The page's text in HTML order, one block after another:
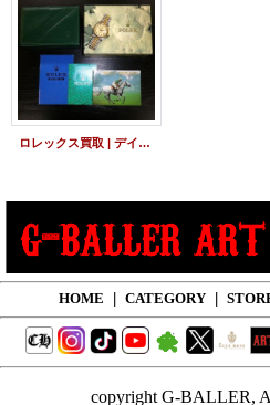
ロレックス買取 | デイトジャスト コンビ 16233
HOME CATEGORY
copyright G-BALLER,